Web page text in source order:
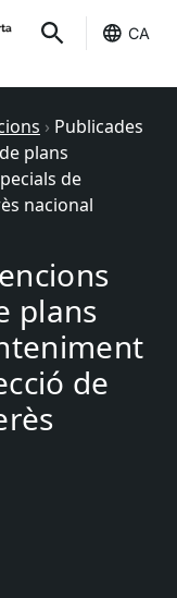
CA
› Publicades
plans
de
nacional
plans
de